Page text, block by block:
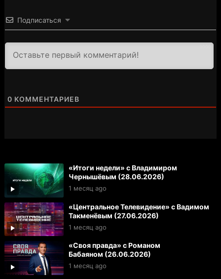
Подписаться
0 КОММЕНТАРИЕВ
«Итоги недели» с Владимиром
Чернышёвым (28.06.2026)
1 месяц ago
«Центральное Телевидение» с Вадимом
Такменёвым (27.06.2026)
1 месяц ago
«Своя правда» с Романом
Бабаяном (26.06.2026)
1 месяц ago